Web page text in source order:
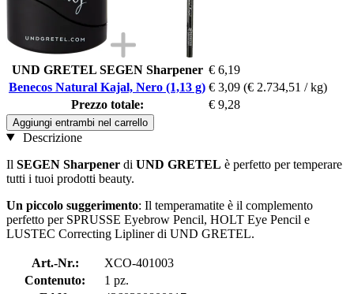
UND GRETEL SEGEN Sharpener € 6,19
Benecos Natural Kajal, Nero (1,13 g) € 3,09 (€ 2.734,51 / kg)
Prezzo totale:
€ 9,28
Aggiungi entrambi nel carrello
Descrizione
Il SEGEN Sharpener di UND GRETEL è perfetto per temperare
tutti i tuoi prodotti beauty.
Un piccolo suggerimento: Il temperamatite è il complemento
perfetto per SPRUSSE Eyebrow Pencil, HOLT Eye Pencil e
LUSTEC Correcting Lipliner di UND GRETEL.
Art.-Nr.:
XCO-401003
Contenuto:
1 pz.